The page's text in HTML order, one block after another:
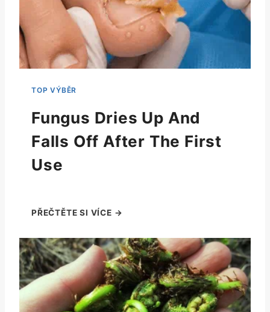
Fungus Dries Up And
Falls Off After The First
Use